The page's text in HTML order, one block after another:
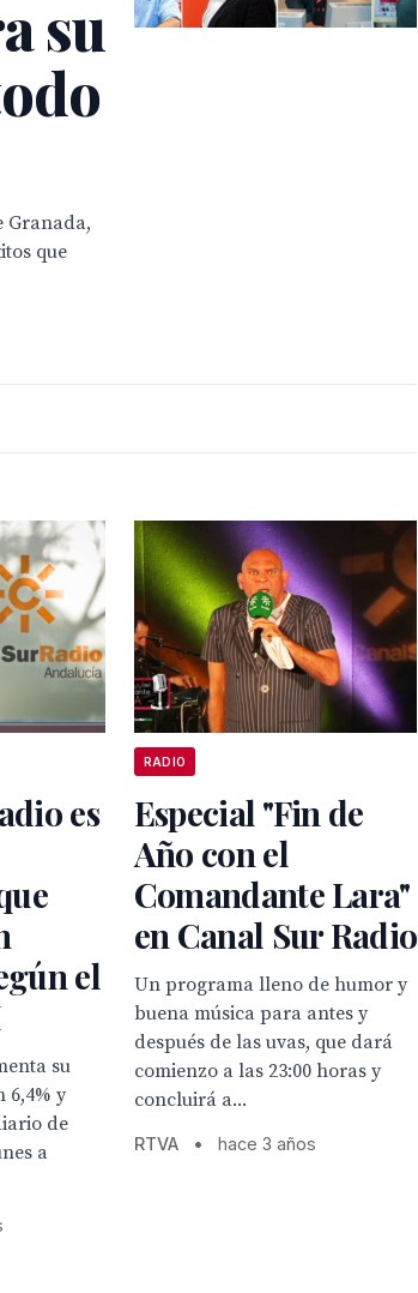
su
Granada,
que
es
el
su
6,4% y
de
a
RADIO
Especial "Fin de
Año con el
Comandante Lara"
en Canal Sur Radio
Un programa lleno de humor y
buena música para antes y
después de las uvas, que dará
comienzo a las 23:00 horas y
concluirá a...
RTVA • hace 3 años